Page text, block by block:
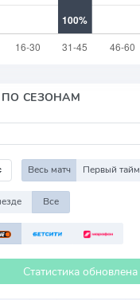
СЕЗОНАМ
Весь матч Первый тайм
Все
Статистика обновлена